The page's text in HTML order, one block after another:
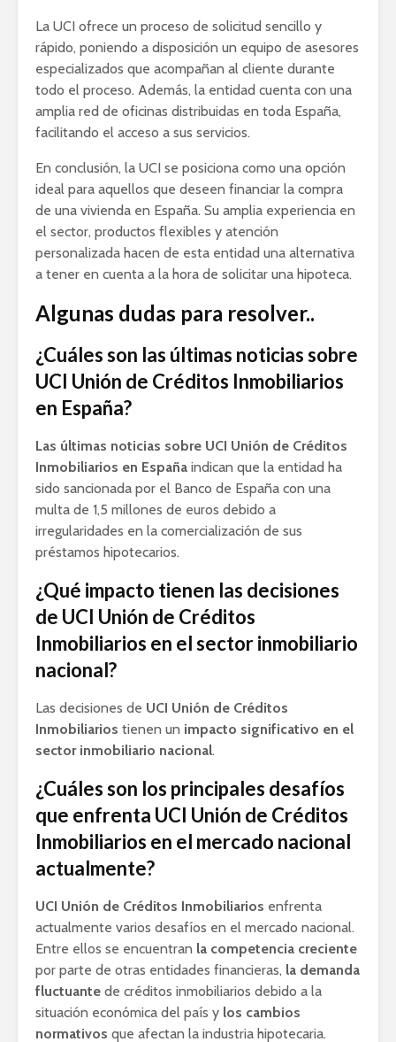
La UCI ofrece un proceso de solicitud sencillo y
rápido, poniendo a disposición un equipo de asesores
especializados que acompañan al cliente durante
todo el proceso. Además, la entidad cuenta con una
amplia red de oficinas distribuidas en toda España,
facilitando el acceso a sus servicios.
En conclusión, la UCI se posiciona como una opción
ideal para aquellos que deseen financiar la compra
de una vivienda en España. Su amplia experiencia en
el sector, productos flexibles y atención
personalizada hacen de esta entidad una alternativa
a tener en cuenta a la hora de solicitar una hipoteca.
Algunas dudas para resolver..
¿Cuáles son las últimas noticias sobre
UCI Unión de Créditos Inmobiliarios
en España?
Las últimas noticias sobre UCI Unión de Créditos
Inmobiliarios en España indican que la entidad ha
sido sancionada por el Banco de España con una
multa de 1,5 millones de euros debido a
irregularidades en la comercialización de sus
préstamos hipotecarios.
¿Qué impacto tienen las decisiones
de UCI Unión de Créditos
Inmobiliarios en el sector inmobiliario
nacional?
Las decisiones de UCI Unión de Créditos
Inmobiliarios tienen un impacto significativo en el
sector inmobiliario nacional.
¿Cuáles son los principales desafíos
que enfrenta UCI Unión de Créditos
Inmobiliarios en el mercado nacional
actualmente?
UCI Unión de Créditos Inmobiliarios enfrenta
actualmente varios desafíos en el mercado nacional.
Entre ellos se encuentran la competencia creciente
por parte de otras entidades financieras, la demanda
fluctuante de créditos inmobiliarios debido a la
situación económica del país y los cambios
normativos que afectan la industria hipotecaria.